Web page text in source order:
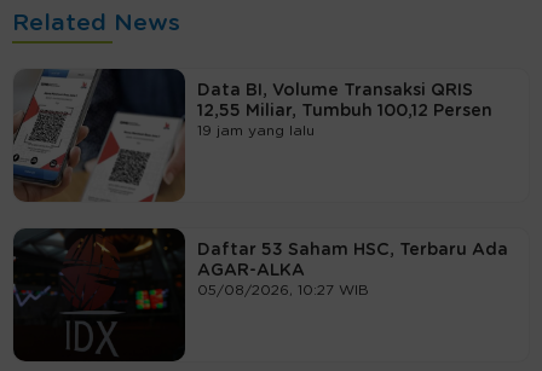
Related News
Data BI, Volume Transaksi QRIS
12,55 Miliar, Tumbuh 100,12 Persen
19 jam yang lalu
Daftar 53 Saham HSC, Terbaru Ada
AGAR-ALKA
05/08/2026, 10:27 WIB